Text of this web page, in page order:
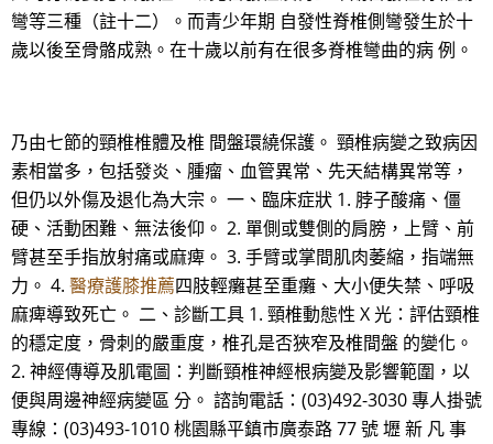
彎等三種（註十二）。而青少年期 自發性脊椎側彎發生於十
歲以後至骨骼成熟。在十歲以前有在很多脊椎彎曲的病 例。
乃由七節的頸椎椎體及椎 間盤環繞保護。 頸椎病變之致病因
素相當多，包括發炎、腫瘤、血管異常、先天結構異常等，
但仍以外傷及退化為大宗。 一、臨床症狀 1. 脖子酸痛、僵
硬、活動困難、無法後仰。 2. 單側或雙側的肩膀，上臂、前
臂甚至手指放射痛或麻痺。 3. 手臂或掌間肌肉萎縮，指端無
力。 4. 醫療護膝推薦四肢輕癱甚至重癱、大小便失禁、呼吸
麻痺導致死亡。 二、診斷工具 1. 頸椎動態性 X 光：評估頸椎
的穩定度，骨刺的嚴重度，椎孔是否狹窄及椎間盤 的變化。
2. 神經傳導及肌電圖：判斷頸椎神經根病變及影響範圍，以
便與周邊神經病變區 分。 諮詢電話：(03)492-3030 專人掛號
專線：(03)493-1010 桃園縣平鎮市廣泰路 77 號 壢 新 凡 事